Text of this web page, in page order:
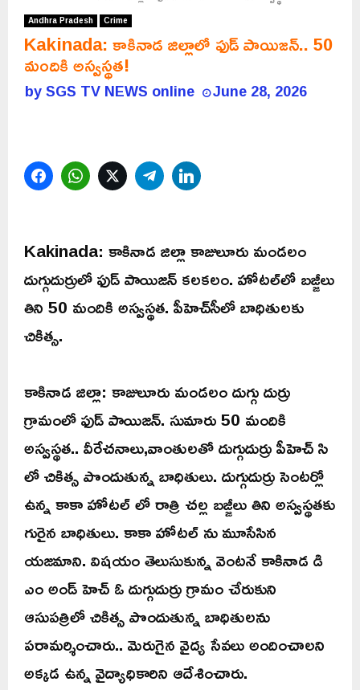
Andhra Pradesh Crime
Kakinada: కాకినాడ జిల్లాలో ఫుడ్ పాయిజన్.. 50
మందికి అస్వస్థత!
bySGS TV NEWS online June 28, 2026
FacebookWhatsAppTwitterTelegram
Kakinada: కాకినాడ జిల్లా కాజులూరు మండలం
దుగ్గుదుర్రులో ఫుడ్ పాయిజన్ కలకలం. హోటల్‌లో బజ్జీలు
తిని 50 మందికి అస్వస్థత. పీహెచ్‌సీలో బాధితులకు
చికిత్స.
కాకినాడ జిల్లా: కాజులూరు మండలం దుగ్గు దుర్రు
గ్రామంలో ఫుడ్ పాయిజన్. సుమారు 50 మందికి
అస్వస్థత.. వీరేచనాలు,వాంతులతో దుగ్గుదుర్రు పీహెచ్ సి
లో చికిత్స పొందుతున్న బాధితులు. దుగ్గుదుర్రు సెంటర్లో
ఉన్న కాకా హోటల్ లో రాత్రి చల్ల బజ్జీలు తిని అస్వస్థతకు
గురైన బాధితులు. కాకా హోటల్ ను మూసేసిన
యజమాని. విషయం తెలుసుకున్న వెంటనే కాకినాడ డి
ఎం అండ్ హెచ్ ఓ దుగ్గుదుర్రు గ్రామం చేరుకుని
ఆసుపత్రిలో చికిత్స పొందుతున్న బాధితులను
పరామర్శించారు.. మెరుగైన వైద్య సేవలు అందించాలని
అక్కడ ఉన్న వైద్యాధికారిని ఆదేశించారు.